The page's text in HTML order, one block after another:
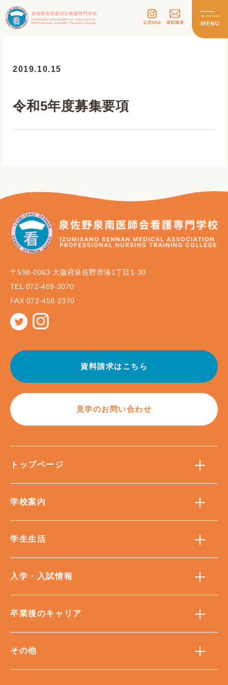
2019.10.15
令和5年度募集要項
〒598-0063 大阪府泉佐野市湊1丁目1-30
TEL 072-469-3070
FAX 072-458-2370
資料請求はこちら
見学のお問い合わせ
トップページ
学校案内
学生生活
入学・入試情報
卒業後のキャリア
その他